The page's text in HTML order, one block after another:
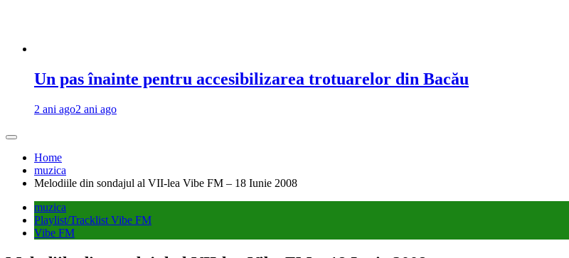
Un pas înainte pentru accesibilizarea trotuarelor din Bacău
2 ani ago2 ani ago
Home
muzica
Melodiile din sondajul al VII-lea Vibe FM – 18 Iunie 2008
muzica
Playlist/Tracklist Vibe FM
Vibe FM